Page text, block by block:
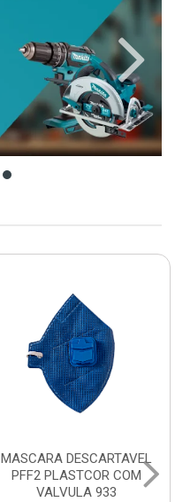
MASCARA DESCARTAVEL
PFF2 PLASTCOR COM
VALVULA 933